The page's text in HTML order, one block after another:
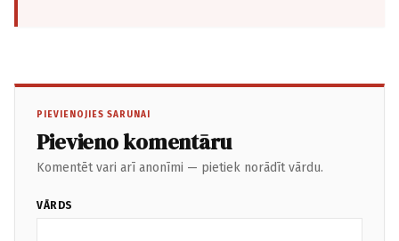
PIEVIENOJIES SARUNAI
Pievieno komentāru
Komentēt vari arī anonīmi — pietiek norādīt vārdu.
VĀRDS